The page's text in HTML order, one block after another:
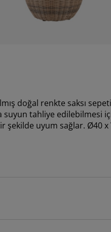
doğal renkte saksı
suyun tahliye edilebilmesi
şekilde uyum sağlar. Ø40 x